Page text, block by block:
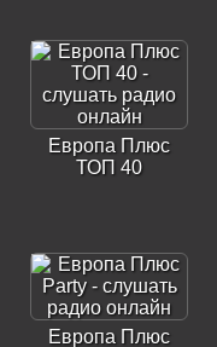
Европа Плюс
ТОП 40
Европа Плюс